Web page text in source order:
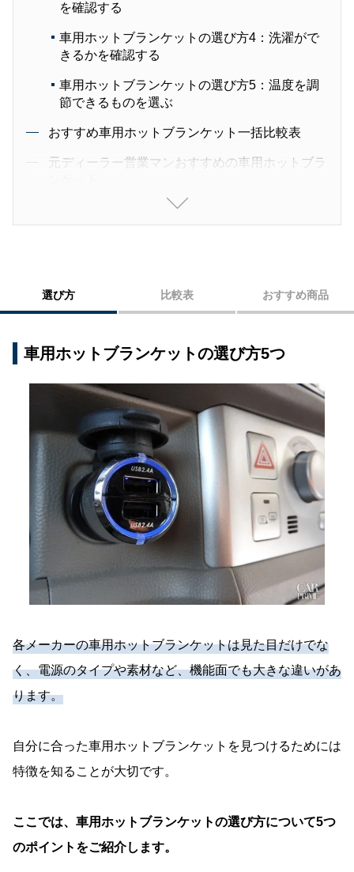
を確認する
車用ホットブランケットの選び方4：洗濯がで
きるかを確認する
車用ホットブランケットの選び方5：温度を調
節できるものを選ぶ
おすすめ車用ホットブランケット一括比較表
元ディーラー営業マンおすすめの車用ホットブラ
現役キャンパーがおすすめする車用ホットブラン
ケット
車用ホットブランケットで、快適な車内環境をと
とのえよう
選び方 比較表 おすすめ商品
車用ホットブランケットの選び方5つ
各メーカーの車用ホットブランケットは見た目だけでな
く、電源のタイプや素材など、機能面でも大きな違いがあ
ります。
自分に合った車用ホットブランケットを見つけるためには
特徴を知ることが大切です。
ここでは、車用ホットブランケットの選び方について5つ
のポイントをご紹介します。